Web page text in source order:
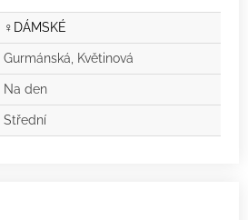
♀️DÁMSKÉ
Gurmánská, Květinová
Na den
Střední